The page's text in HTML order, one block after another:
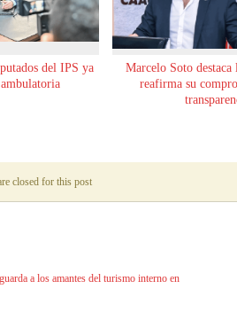
del IPS ya
Marcelo Soto destaca
reafirma su
closed for this post
a los amantes del turismo interno en